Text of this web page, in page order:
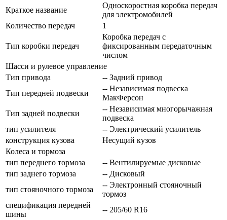
Краткое название
Односкоростная коробка передач
для электромобилей
Количество передач
1
Тип коробки передач
Коробка передач с
фиксированным передаточным
числом
Шасси и рулевое управление
Тип привода
-- Задний привод
Тип передней подвески
-- Независимая подвеска
МакФерсон
Тип задней подвески
-- Независимая многорычажная
подвеска
тип усилителя
-- Электрический усилитель
конструкция кузова
Несущий кузов
Колеса и тормоза
тип переднего тормоза
-- Вентилируемые дисковые
тип заднего тормоза
-- Дисковый
тип стояночного тормоза
-- Электронный стояночный
тормоз
спецификация передней
шины
-- 205/60 R16